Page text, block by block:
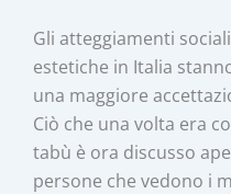
Gli atteggiamenti
estetiche in Italia
una maggiore
Ciò che una volta era
tabù è ora discusso
persone che vedono i